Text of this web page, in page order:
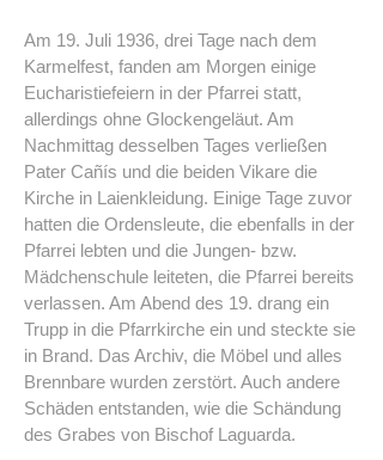
Am 19. Juli 1936, drei Tage nach dem
Karmelfest, fanden am Morgen einige
Eucharistiefeiern in der Pfarrei statt,
allerdings ohne Glockengeläut. Am
Nachmittag desselben Tages verließen
Pater Cañís und die beiden Vikare die
Kirche in Laienkleidung. Einige Tage zuvor
hatten die Ordensleute, die ebenfalls in der
Pfarrei lebten und die Jungen- bzw.
Mädchenschule leiteten, die Pfarrei bereits
verlassen. Am Abend des 19. drang ein
Trupp in die Pfarrkirche ein und steckte sie
in Brand. Das Archiv, die Möbel und alles
Brennbare wurden zerstört. Auch andere
Schäden entstanden, wie die Schändung
des Grabes von Bischof Laguarda.